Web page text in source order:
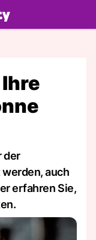
der
auch
erfahren Sie,